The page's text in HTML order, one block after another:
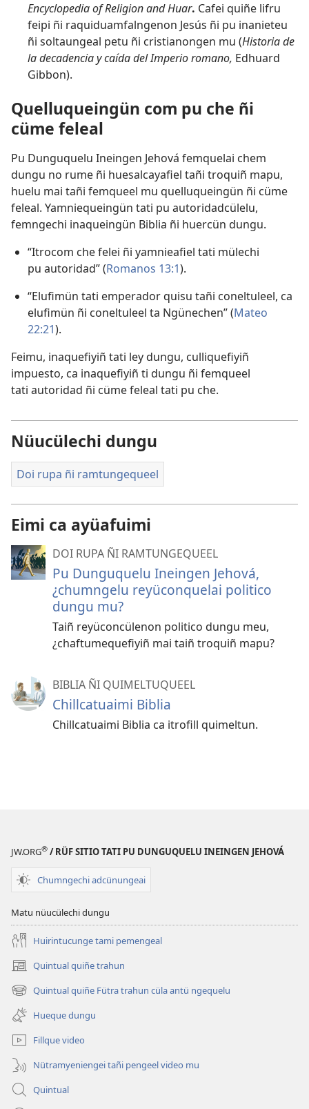
Encyclopedia of Religion and Huar. Cafei quiñe lifru
feipi ñi raquiduamfalngenon Jesús ñi pu inanieteu
ñi soltaungeal petu ñi cristianongen mu (Historia de
la decadencia y caída del Imperio romano, Edhuard
Gibbon).
Quelluqueingün com pu che ñi
cüme feleal
Pu Dunguquelu Ineingen Jehová femquelai chem
dungu no rume ñi huesalcayafiel tañi troquiñ mapu,
huelu mai tañi femqueel mu quelluqueingün ñi cüme
feleal. Yamniequeingün tati pu autoridadcülelu,
femngechi inaqueingün Biblia ñi huercün dungu.
“Itrocom che felei ñi yamnieafiel tati mülechi
pu autoridad” (Romanos 13:1).
“Elufimün tati emperador quisu tañi coneltuleel, ca
elufimün ñi coneltuleel ta Ngünechen” (Mateo
22:21).
Feimu, inaquefiyiñ tati ley dungu, culliquefiyiñ
impuesto, ca inaquefiyiñ ti dungu ñi femqueel
tati autoridad ñi cüme feleal tati pu che.
Nüucülechi dungu
Doi rupa ñi ramtungequeel
Eimi ca ayüafuimi
DOI RUPA ÑI RAMTUNGEQUEEL
Pu Dunguquelu Ineingen Jehová,
¿chumngelu reyüconquelai politico
dungu mu?
Taiñ reyüconcülenon politico dungu meu,
¿chaftumequefiyiñ mai taiñ troquiñ mapu?
BIBLIA ÑI QUIMELTUQUEEL
Chillcatuaimi Biblia
Chillcatuaimi Biblia ca itrofill quimeltun.
JW.ORG® / RÜF SITIO TATI PU DUNGUQUELU INEINGEN JEHOVÁ
Chumngechi adcünungeai
Matu nüucülechi dungu
Huirintucunge tami pemengeal
Quintual quiñe trahun
(peafiel
quiñe
hue
pestaña
mu)
Quintual quiñe Fütra trahun cüla antü ngequelu
(peafiel
quiñe
hue
pestaña
mu)
Hueque dungu
Fillque video
Nütramyeniengei tañi pengeel video mu
Quintual